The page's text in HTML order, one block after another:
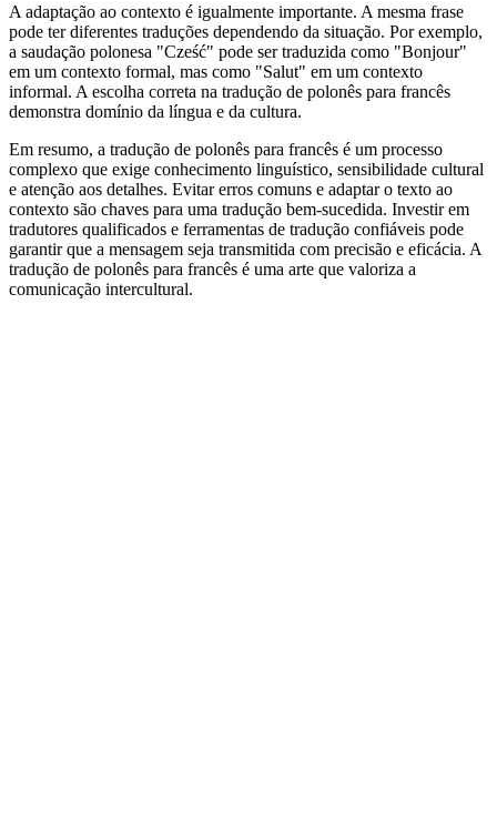
A adaptação ao contexto é igualmente importante. A mesma frase
pode ter diferentes traduções dependendo da situação. Por exemplo,
a saudação polonesa "Cześć" pode ser traduzida como "Bonjour"
em um contexto formal, mas como "Salut" em um contexto
informal. A escolha correta na tradução de polonês para francês
demonstra domínio da língua e da cultura.
Em resumo, a tradução de polonês para francês é um processo
complexo que exige conhecimento linguístico, sensibilidade cultural
e atenção aos detalhes. Evitar erros comuns e adaptar o texto ao
contexto são chaves para uma tradução bem-sucedida. Investir em
tradutores qualificados e ferramentas de tradução confiáveis pode
garantir que a mensagem seja transmitida com precisão e eficácia. A
tradução de polonês para francês é uma arte que valoriza a
comunicação intercultural.